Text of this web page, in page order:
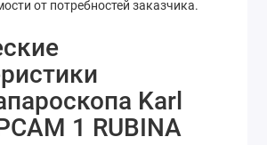
от потребностей заказчика.
Karl
1 RUBINA